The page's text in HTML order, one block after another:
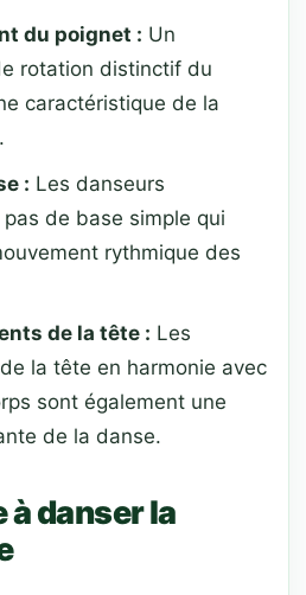
du poignet : Un
rotation distinctif du
caractéristique de la
: Les danseurs
de base simple qui
rythmique des
de la tête : Les
la tête en harmonie avec
sont également une
de la danse.
à danser la